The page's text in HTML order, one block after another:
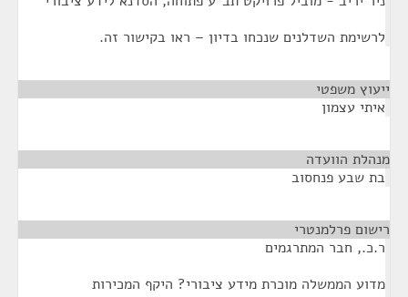
לרשימת השדלנים שנכחו בדיון – ראו בקישור זה.
ייעוץ משפטי
איתי עצמון
מנהלת הוועדה
בת שבע פנחסוב
רישום פרלמנטרי
ר.כ., חבר המתרגמים
מדוע הממשלה מוכרת מידע ציבורי? היקף המכירות